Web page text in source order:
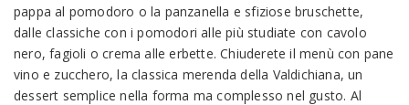
pappa al pomodoro o la panzanella e sfiziose bruschette,
dalle classiche con i pomodori alle più studiate con cavolo
nero, fagioli o crema alle erbette. Chiuderete il menù con pane
vino e zucchero, la classica merenda della Valdichiana, un
dessert semplice nella forma ma complesso nel gusto. Al